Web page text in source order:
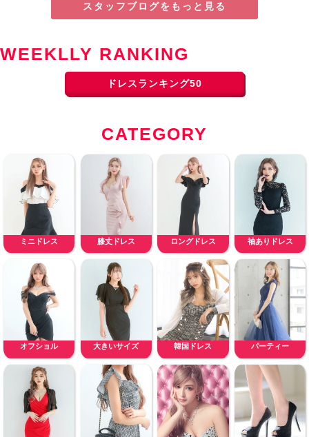
スタッフブログをもっと見る
WEEKLLY RANKING
ドレスランキング50
CATEGORY
ミニドレス 膝丈ドレス ロングドレス 袖ありドレス
オフショル 大きいサイズ 韓国ドレス パーティー